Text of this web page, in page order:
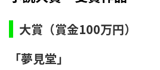
大賞（賞金100万円）
「夢見堂」